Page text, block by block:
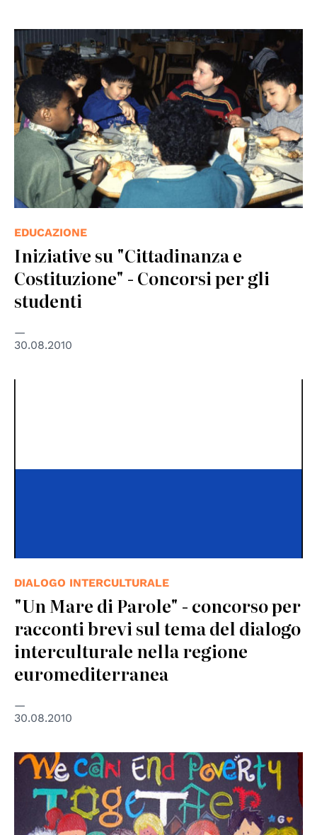
EDUCAZIONE
Iniziative su "Cittadinanza e
Costituzione" - Concorsi per gli
studenti
30.08.2010
DIALOGO INTERCULTURALE
"Un Mare di Parole" - concorso per
racconti brevi sul tema del dialogo
interculturale nella regione
euromediterranea
30.08.2010
© ONU